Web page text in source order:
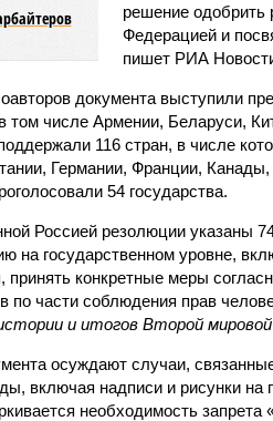
решение
Федерацией и
пишет РИА
документа выступили
в том числе Армении, Беларуси,
116 стран, в числе
Германии, Франции, Канады,
54 государства.
Россией резолюции указаны
на государственном уровне,
принять конкретные меры
по части соблюдения прав
и итогов Второй
осуждают случаи,
включая надписи и рисунки
необходимость